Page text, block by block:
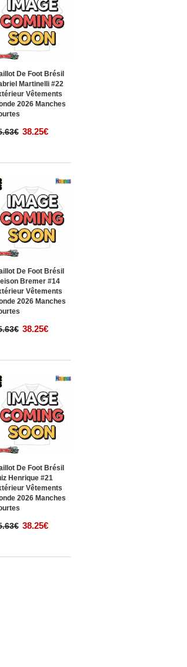
De Foot Brésil
Martinelli #22
Vêtements
2026 Manches
38.25€
De Foot Brésil
Bremer #14
Vêtements
2026 Manches
38.25€
De Foot Brésil
Henrique #21
Vêtements
2026 Manches
38.25€